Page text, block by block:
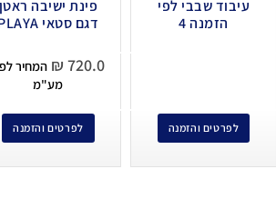
עיבוד שבבי לפי
הזמנה 4
לפרטים והזמנה
פינת ישיבה
דגם סטאי PLAYA
₪ 720.0
המחיר
מע"מ
לפרטים והזמנה